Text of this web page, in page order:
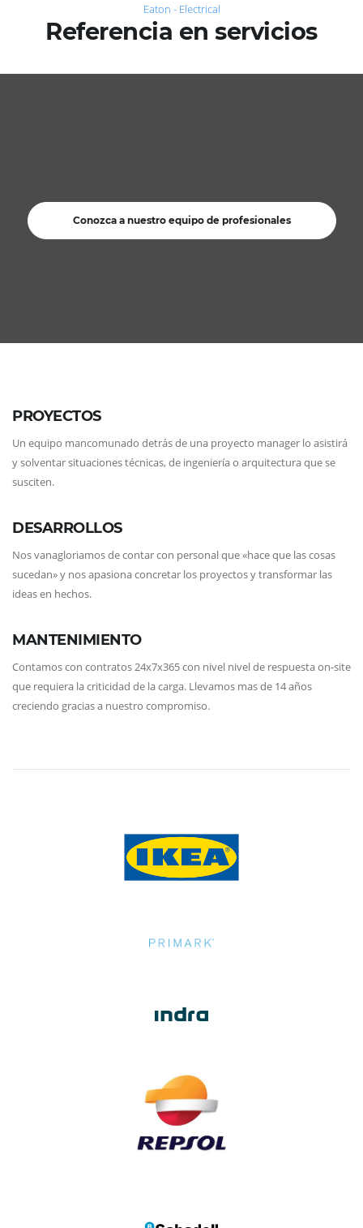
Eaton - Electrical
Referencia en servicios
Conozca a nuestro equipo de profesionales
PROYECTOS
Un equipo mancomunado detrás de una proyecto manager lo asistirá
y solventar situaciones técnicas, de ingeniería o arquitectura que se
susciten.
DESARROLLOS
Nos vanagloriamos de contar con personal que «hace que las cosas
sucedan» y nos apasiona concretar los proyectos y transformar las
ideas en hechos.
MANTENIMIENTO
Contamos con contratos 24x7x365 con nivel nivel de respuesta on-site
que requiera la criticidad de la carga. Llevamos mas de 14 años
creciendo gracias a nuestro compromiso.